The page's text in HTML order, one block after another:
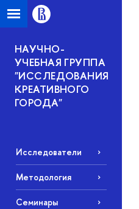
НАУЧНО-
УЧЕБНАЯ ГРУППА
"ИССЛЕДОВАНИЯ
КРЕАТИВНОГО
ГОРОДА"
Исследователи
Методология
Семинары